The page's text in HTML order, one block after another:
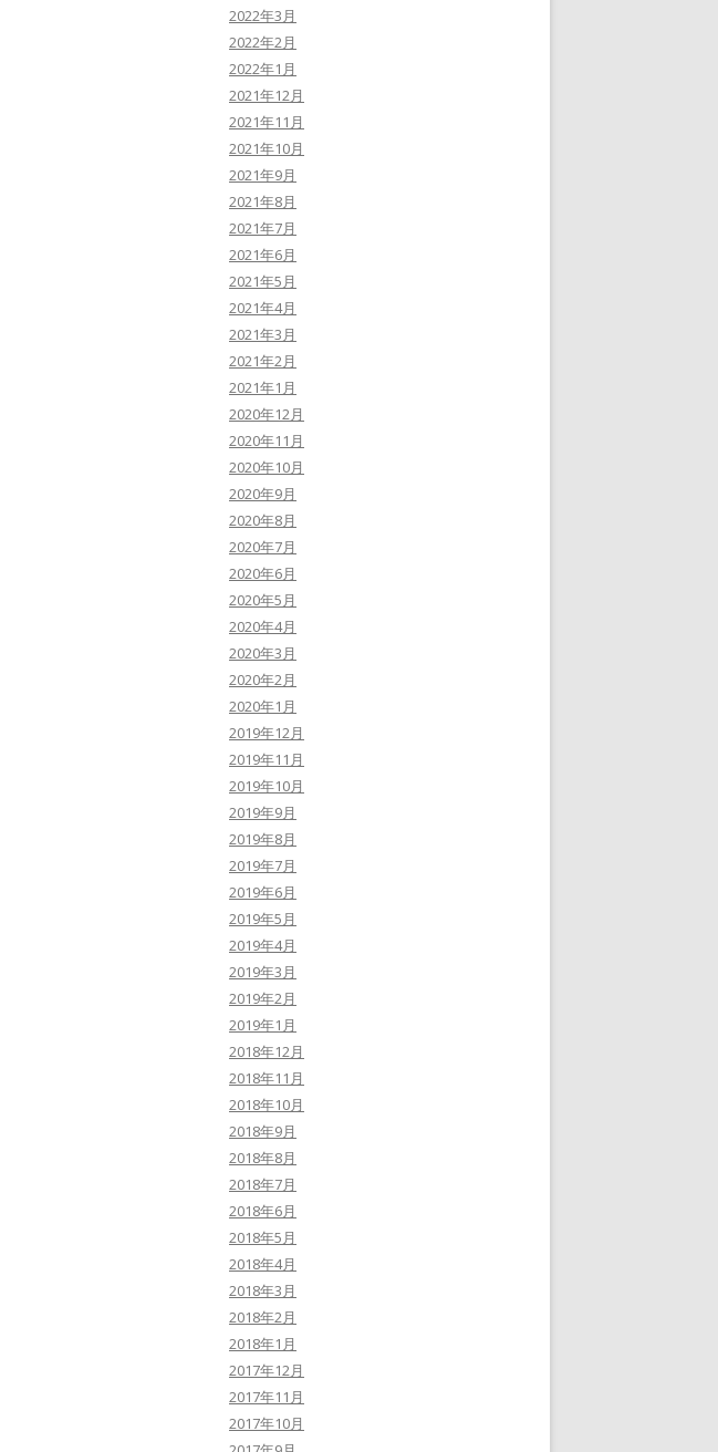
2022年3月
2022年2月
2022年1月
2021年12月
2021年11月
2021年10月
2021年9月
2021年8月
2021年7月
2021年6月
2021年5月
2021年4月
2021年3月
2021年2月
2021年1月
2020年12月
2020年11月
2020年10月
2020年9月
2020年8月
2020年7月
2020年6月
2020年5月
2020年4月
2020年3月
2020年2月
2020年1月
2019年12月
2019年11月
2019年10月
2019年9月
2019年8月
2019年7月
2019年6月
2019年5月
2019年4月
2019年3月
2019年2月
2019年1月
2018年12月
2018年11月
2018年10月
2018年9月
2018年8月
2018年7月
2018年6月
2018年5月
2018年4月
2018年3月
2018年2月
2018年1月
2017年12月
2017年11月
2017年10月